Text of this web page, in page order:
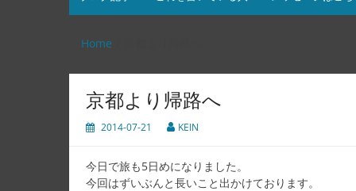
Home
京都より帰路へ
2014-07-21 KEIN
今日で旅も5日めになりました。
今回はずいぶんと長いこと出かけております。